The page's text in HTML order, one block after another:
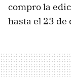
compro la
hasta el 23